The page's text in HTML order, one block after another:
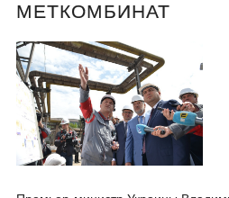
МЕТКОМБИНАТ